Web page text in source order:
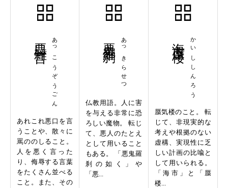
あっこうぞうごん
あれこれ悪口を言
うことや、散々に
罵ののしること。
人を悪く言った
り、侮辱する言葉
をたくさん並べる
こと。また、その
あっきらせつ
仏教用語。人に害
を与える非常に恐
ろしい魔物。 転じ
て、悪人のたとえ
として用いること
もある。 「悪鬼羅
刹の如く」や
「悪...
かいししんろう
蜃気楼のこと。 転
じて、非現実的な
考えや根拠のない
虚構、実現性に乏
しい計画の比喩と
して用いられる。
「海市」と「蜃
楼...